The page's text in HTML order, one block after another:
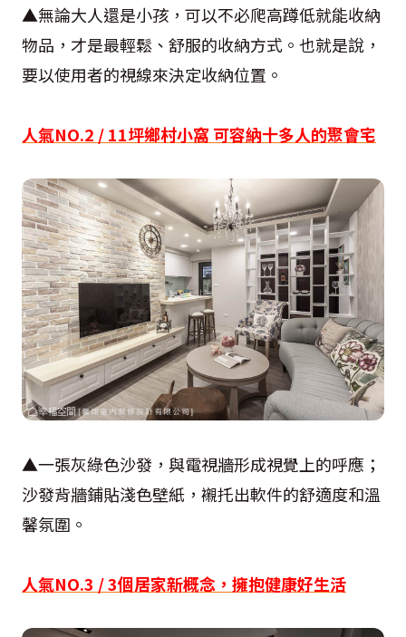
▲無論大人還是小孩，可以不必爬高蹲低就能收納
物品，才是最輕鬆、舒服的收納方式。也就是說，
要以使用者的視線來決定收納位置。
人氣NO.2 / 11坪鄉村小窩 可容納十多人的聚會宅
▲一張灰綠色沙發，與電視牆形成視覺上的呼應；
沙發背牆鋪貼淺色壁紙，襯托出軟件的舒適度和溫
馨氛圍。
人氣NO.3 / 3個居家新概念，擁抱健康好生活